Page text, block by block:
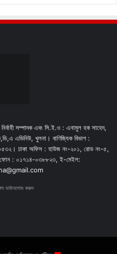
সম্পাদক এবং সি.ই.ও : এনামুল হক সাহেদ,
এভিনিউ, খুলনা। বাণিজ্যিক বিভাগ :
ঢাকা অফিস : হাউজ নং-২০১, রোড নং-৫,
: ০১৭১৪-০৩৮৮২৩, ই-মেইল:
ডাউনলোড করুন